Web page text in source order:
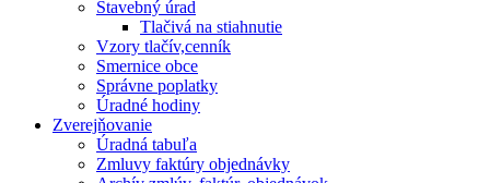
Stavebný úrad
Tlačivá na stiahnutie
Vzory tlačív,cenník
Smernice obce
Správne poplatky
Úradné hodiny
Zverejňovanie
Úradná tabuľa
Zmluvy faktúry objednávky